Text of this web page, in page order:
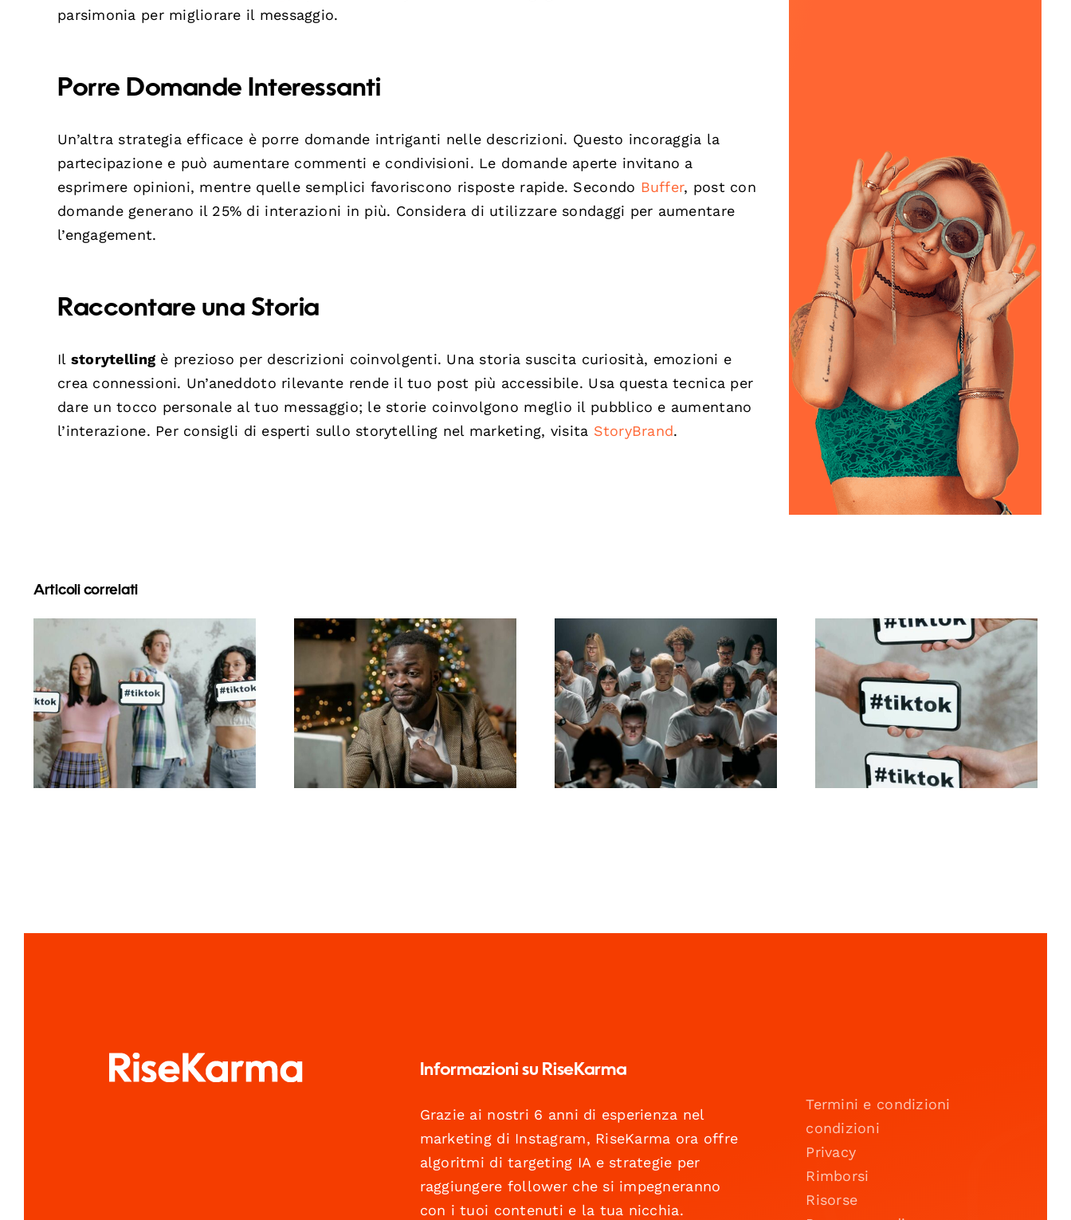
parsimonia per migliorare il messaggio.
Porre Domande Interessanti
Un’altra strategia efficace è porre domande intriganti nelle descrizioni. Questo incoraggia la
partecipazione e può aumentare commenti e condivisioni. Le domande aperte invitano a
esprimere opinioni, mentre quelle semplici favoriscono risposte rapide. Secondo Buffer, post con
domande generano il 25% di interazioni in più. Considera di utilizzare sondaggi per aumentare
l’engagement.
Raccontare una Storia
Il storytelling è prezioso per descrizioni coinvolgenti. Una storia suscita curiosità, emozioni e
crea connessioni. Un’aneddoto rilevante rende il tuo post più accessibile. Usa questa tecnica per
dare un tocco personale al tuo messaggio; le storie coinvolgono meglio il pubblico e aumentano
l’interazione. Per consigli di esperti sullo storytelling nel marketing, visita StoryBrand.
Articoli correlati
Migliori app di editing
video per creare
capolavori su TikTok
Come nascondere i
follower su LinkedIn
per proteggere la
privacy
Consigli per creare
annunci Facebook
straordinari che
convertano
Migliori impostazioni
per la privacy di
TikTok nel 2024
Informazioni su RiseKarma
Grazie ai nostri 6 anni di esperienza nel
marketing di Instagram, RiseKarma ora offre
algoritmi di targeting IA e strategie per
raggiungere follower che si impegneranno
con i tuoi contenuti e la tua nicchia.
Termini e condizioni
condizioni
Privacy
Rimborsi
Risorse